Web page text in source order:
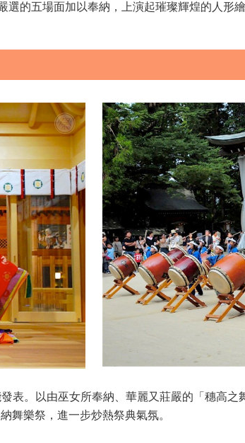
的五場面加以奉納，上演起璀璨輝煌的人形
表。以由巫女所奉納、華麗又莊嚴的「穗高
舞樂祭，進一步炒熱祭典氣氛。